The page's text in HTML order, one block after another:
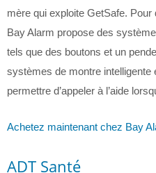
mère qui exploite GetSafe.
Bay Alarm propose des
tels que des boutons et un
systèmes de montre intelligente
permettre d’appeler à l’aide
Achetez maintenant chez Bay
ADT Santé